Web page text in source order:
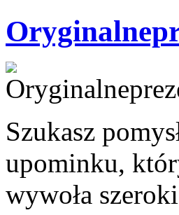
Szukasz
upominku,
wywoła